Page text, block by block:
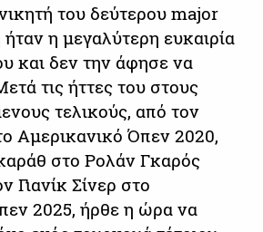
του δεύτερου major
η μεγαλύτερη ευκαιρία
και δεν την άφησε να
τις ήττες του στους
τελικούς, από τον
Αμερικανικό Όπεν 2020,
στο Ρολάν Γκαρός
Γιανίκ Σίνερ στο
2025, ήρθε η ώρα να